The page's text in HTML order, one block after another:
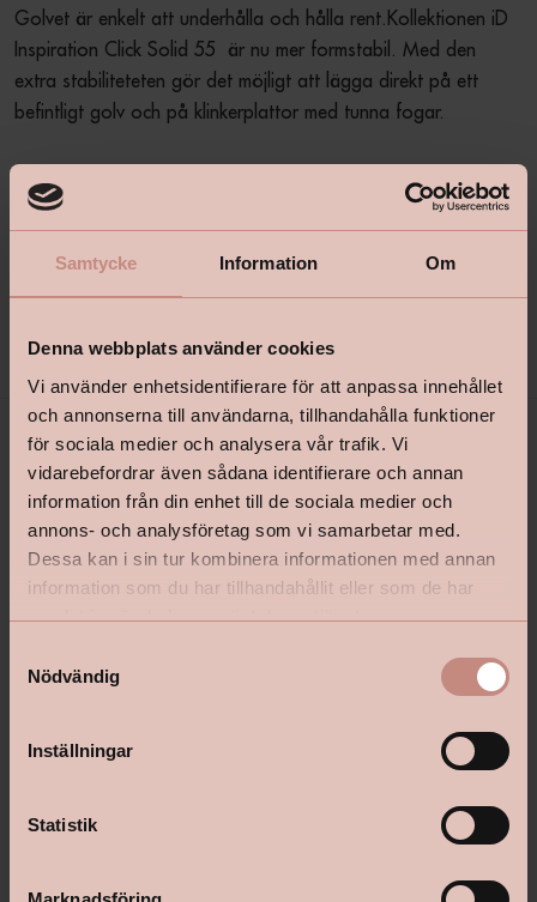
Samtycke Information Om
Denna webbplats använder cookies
Vi använder enhetsidentifierare för att anpassa innehållet
och annonserna till användarna, tillhandahålla funktioner
för sociala medier och analysera vår trafik. Vi
vidarebefordrar även sådana identifierare och annan
information från din enhet till de sociala medier och
annons- och analysföretag som vi samarbetar med.
Dessa kan i sin tur kombinera informationen med annan
information som du har tillhandahållit eller som de har
samlat in när du har använt deras tjänster.
Nödvändig
Inställningar
Statistik
Golvet är enkelt att underhålla och hålla rent.Kollektionen iD
Inspiration Click Solid 55  är nu mer formstabil. Med den
extra stabiliteteten gör det möjligt att lägga direkt på ett
befintligt golv och på klinkerplattor med tunna fogar.
Produktbeskrivning +
shop@happyhomes.se
Vanliga frågor & svar
Följ oss: